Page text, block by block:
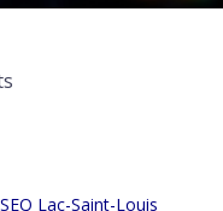
Lac-Saint-Louis